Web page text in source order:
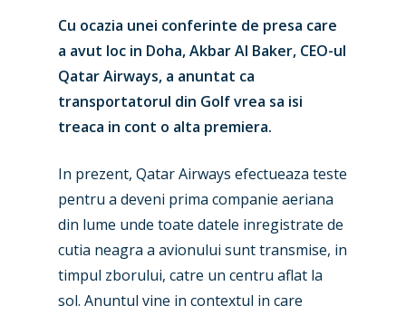
Cu ocazia unei conferinte de presa care
a avut loc in Doha, Akbar Al Baker, CEO-ul
Qatar Airways, a anuntat ca
transportatorul din Golf vrea sa isi
treaca in cont o alta premiera.
In prezent, Qatar Airways efectueaza teste
pentru a deveni prima companie aeriana
din lume unde toate datele inregistrate de
cutia neagra a avionului sunt transmise, in
timpul zborului, catre un centru aflat la
sol. Anuntul vine in contextul in care